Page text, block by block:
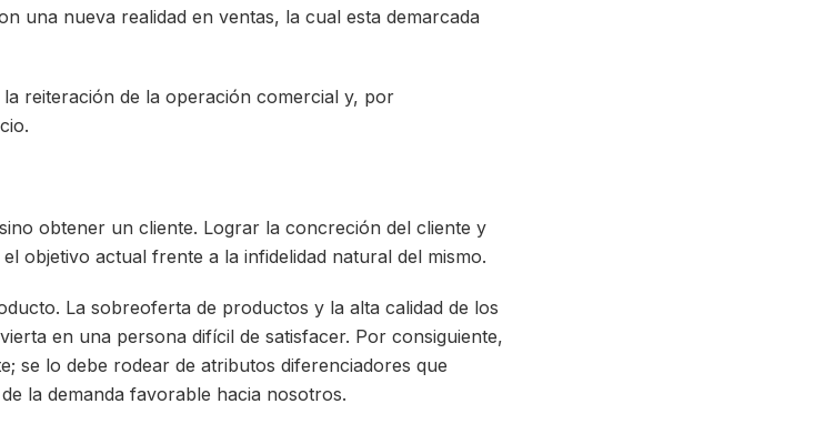
una nueva realidad en ventas, la cual esta demarcada
reiteración de la operación comercial y, por
obtener un cliente. Lograr la concreción del cliente y
objetivo actual frente a la infidelidad natural del mismo.
La sobreoferta de productos y la alta calidad de los
en una persona difícil de satisfacer. Por consiguiente,
se lo debe rodear de atributos diferenciadores que
la demanda favorable hacia nosotros.